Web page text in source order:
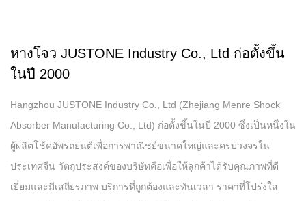
หางโจว JUSTONE Industry Co., Ltd ก่อตั้งขึ้น
ในปี 2000
Hangzhou JUSTONE Industry Co., Ltd (Zhejiang Menre Shock
Absorber Manufacturing Co., Ltd) ก่อตั้งขึ้นในปี 2000 ซึ่งเป็นหนึ่งใน
ผู้ผลิตโช้คอัพรถยนต์เพื่อการพาณิชย์ขนาดใหญ่และครบวงจรใน
ประเทศจีน วัตถุประสงค์ของบริษัทคือเพื่อให้ลูกค้าได้รับคุณภาพที่ดี
เยี่ยมและมีเสถียรภาพ บริการที่ถูกต้องและทันเวลา ราคาที่โปร่งใส